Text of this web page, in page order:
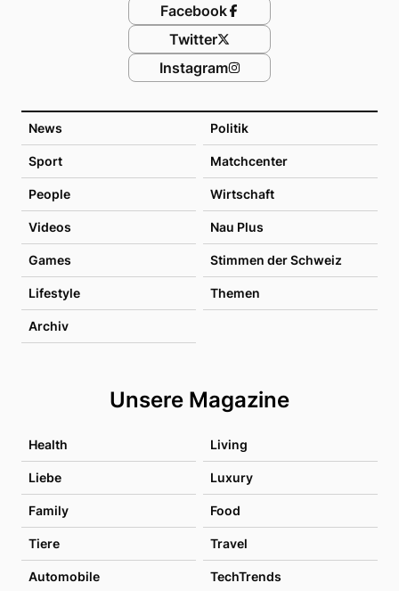
News Politik
Sport Matchcenter
People Wirtschaft
Videos Nau Plus
Games Stimmen der Schweiz
Lifestyle Themen
Archiv
Unsere Magazine
Health Living
Liebe Luxury
Family Food
Tiere Travel
Automobile TechTrends
Facebook
Twitter
Instagram